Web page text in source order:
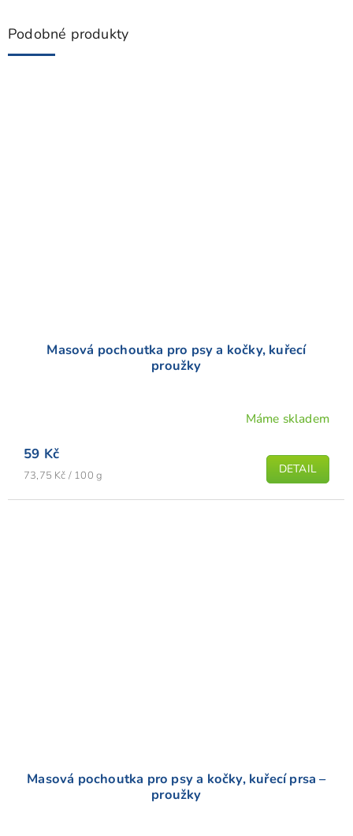
Podobné produkty
Masová pochoutka pro psy a kočky, kuřecí
proužky
produktu
je
Máme skladem
59 Kč
Měrná
73,75 Kč / 100 g DETAIL
Masová pochoutka pro psy a kočky, kuřecí prsa –
proužky